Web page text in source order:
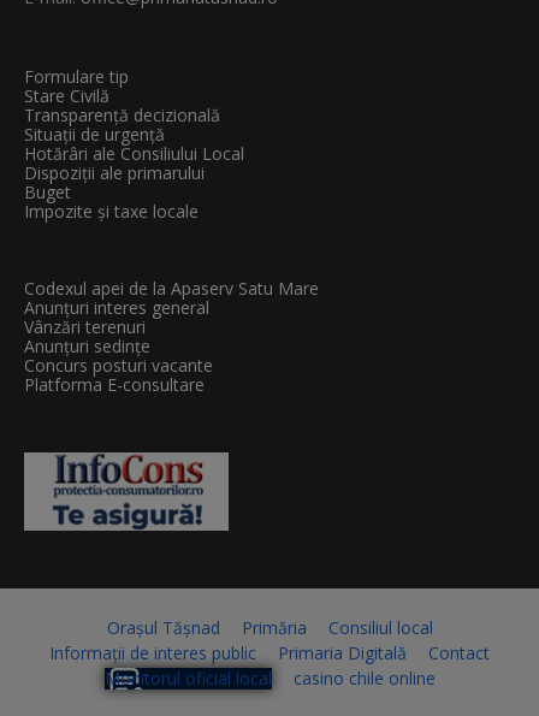
Formulare tip
Stare Civilă
Transparenţă decizională
Situații de urgență
Hotărâri ale Consiliului Local
Dispoziții ale primarului
Buget
Impozite și taxe locale
Codexul apei de la Apaserv Satu Mare
Anunțuri interes general
Vânzări terenuri
Anunțuri sedințe
Concurs posturi vacante
Platforma E-consultare
Orașul Tășnad Primăria
Consiliul local
Informații de interes public
Primaria Digitală
Contact
Monitorul oficial local
casino chile online